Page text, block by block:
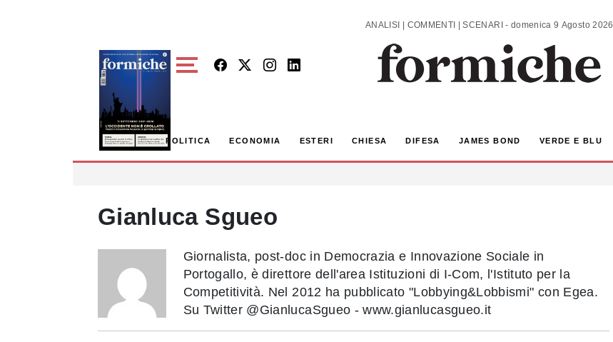
ANALISI | COMMENTI | SCENARI - domenica 9 Agosto 2026
POLITICA ECONOMIA ESTERI CHIESA DIFESA JAMES BOND VERDE E BLU
Gianluca Sgueo
Giornalista, post-doc in Democrazia e Innovazione Sociale in
Portogallo, è direttore dell'area Istituzioni di I-Com, l'Istituto per la
Competitività. Nel 2012 ha pubblicato "Lobbying&Lobbismi" con Egea.
Su Twitter @GianlucaSgueo - www.gianlucasgueo.it